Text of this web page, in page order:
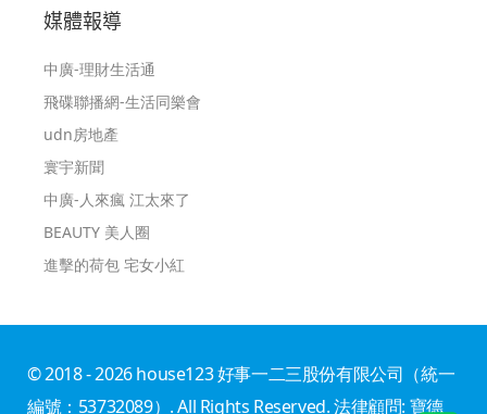
媒體報導
中廣-理財生活通
飛碟聯播網-生活同樂會
udn房地產
寰宇新聞
中廣-人來瘋 江太來了
BEAUTY 美人圈
進擊的荷包 宅女小紅
© 2018 - 2026 house123 好事一二三股份有限公司（統一
編號：53732089）. All Rights Reserved. 法律顧問: 寶德